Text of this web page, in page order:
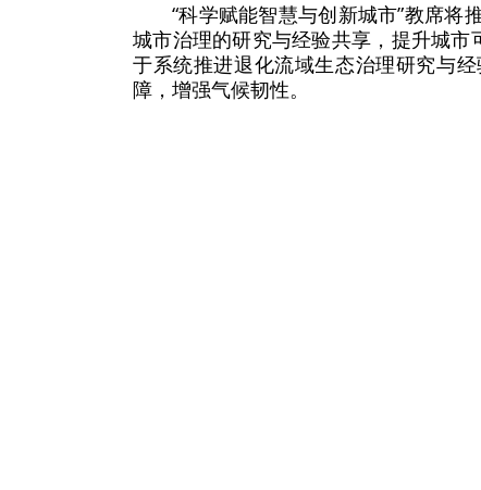
“科学赋能智慧与创新城市”教席将
城市治理的研究与经验共享，提升城市
于系统推进退化流域生态治理研究与
障，增强气候韧性。